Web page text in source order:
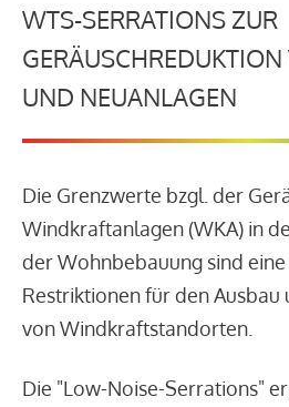
WTS-SERRATIONS ZUR
UND NEUANLAGEN
Die Grenzwerte bzgl. der
Windkraftanlagen (WKA) in
der Wohnbebauung sind
Restriktionen für den
von Windkraftstandorten.
Die "Low-Noise-Serrations"